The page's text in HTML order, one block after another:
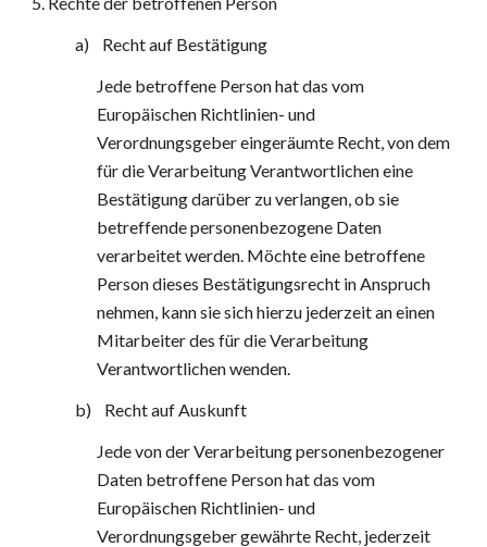
a)    Recht auf Bestätigung
Jede betroffene Person hat das vom
Europäischen Richtlinien- und
Verordnungsgeber eingeräumte Recht, von dem
für die Verarbeitung Verantwortlichen eine
Bestätigung darüber zu verlangen, ob sie
betreffende personenbezogene Daten
verarbeitet werden. Möchte eine betroffene
Person dieses Bestätigungsrecht in Anspruch
nehmen, kann sie sich hierzu jederzeit an einen
Mitarbeiter des für die Verarbeitung
Verantwortlichen wenden.
b)    Recht auf Auskunft
Jede von der Verarbeitung personenbezogener
Daten betroffene Person hat das vom
Europäischen Richtlinien- und
Verordnungsgeber gewährte Recht, jederzeit